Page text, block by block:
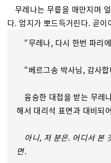
무레나는 무릎을 매만지며
다. 엄지가 뽀드득거린다. 곧
“무레나, 다시 한번 파리
“베르그송 박사님, 감사
융숭한 대접을 받는 무레
해서 대리석 표면과 대비되
아니, 저 분은. 어디서 본
면.